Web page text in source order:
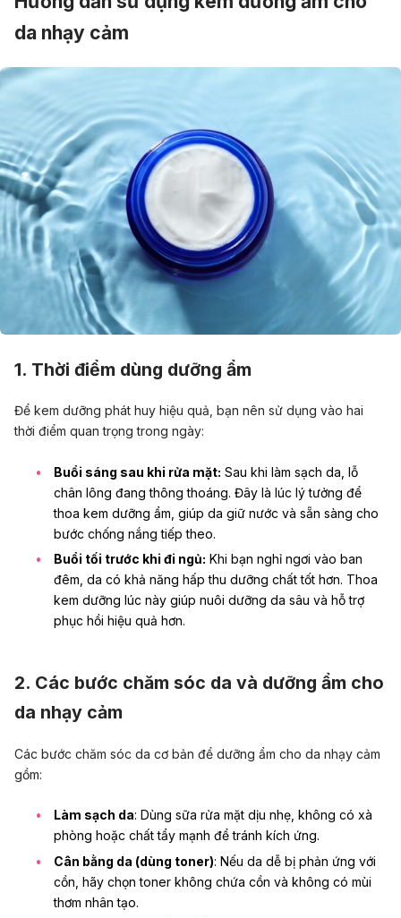
da nhạy cảm
1. Thời điểm dùng dưỡng ẩm
Để kem dưỡng phát huy hiệu quả, bạn nên sử dụng vào hai
thời điểm quan trọng trong ngày:
Buổi sáng sau khi rửa mặt: Sau khi làm sạch da, lỗ
chân lông đang thông thoáng. Đây là lúc lý tưởng để
thoa kem dưỡng ẩm, giúp da giữ nước và sẵn sàng cho
bước chống nắng tiếp theo.
Buổi tối trước khi đi ngủ: Khi bạn nghỉ ngơi vào ban
đêm, da có khả năng hấp thu dưỡng chất tốt hơn. Thoa
kem dưỡng lúc này giúp nuôi dưỡng da sâu và hỗ trợ
phục hồi hiệu quả hơn.
2. Các bước chăm sóc da và dưỡng ẩm cho
da nhạy cảm
Các bước chăm sóc da cơ bản để dưỡng ẩm cho da nhạy cảm
gồm:
Làm sạch da: Dùng sữa rửa mặt dịu nhẹ, không có xà
phòng hoặc chất tẩy mạnh để tránh kích ứng.
Cân bằng da (dùng toner): Nếu da dễ bị phản ứng với
cồn, hãy chọn toner không chứa cồn và không có mùi
thơm nhân tạo.